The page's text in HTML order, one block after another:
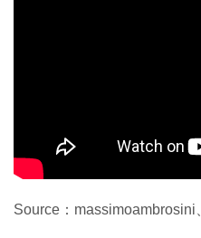
Source：massimoambrosini